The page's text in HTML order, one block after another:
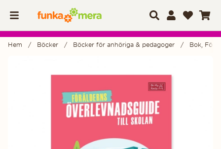
Hem Böcker Böcker för anhöriga & pedagoger Bok,